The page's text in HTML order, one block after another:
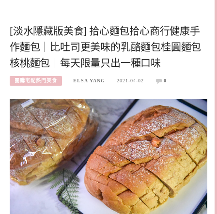
[淡水隱藏版美食] 拾心麵包拾心商行健康手
作麵包｜比吐司更美味的乳酪麵包桂圓麵包
核桃麵包｜每天限量只出一種口味
團購宅配熱門美食 ELSA YANG 2021-04-02 0